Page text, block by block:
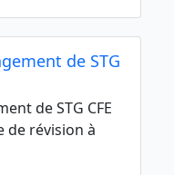
de STG
de STG CFE
de révision à